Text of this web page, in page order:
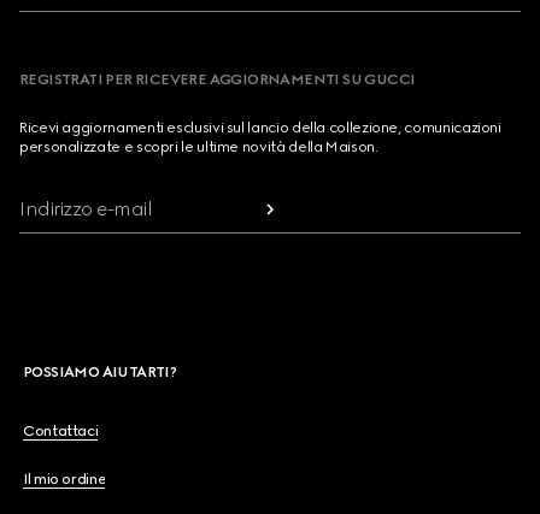
REGISTRATI PER RICEVERE AGGIORNAMENTI SU GUCCI
Ricevi aggiornamenti esclusivi sul lancio della collezione, comunicazioni
personalizzate e scopri le ultime novità della Maison.
Indirizzo e-mail
POSSIAMO AIUTARTI?
Contattaci
Il mio ordine